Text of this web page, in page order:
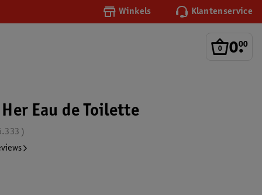
Winkels Klantenservice
0.
00
Eau de Toilette